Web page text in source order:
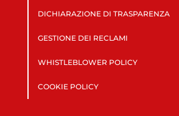
DICHIARAZIONE DI TRASPARENZA
GESTIONE DEI RECLAMI
WHISTLEBLOWER POLICY
COOKIE POLICY